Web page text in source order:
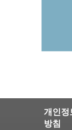
개인정
방침